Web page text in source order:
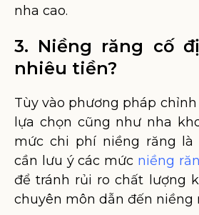
nha cao.
3. Niềng răng cố
nhiêu tiền?
Tùy vào phương pháp
lựa chọn cũng như nha
mức chi phí niềng răng là
cần lưu ý các mức niềng
để tránh rủi ro chất lượng
chuyên môn dẫn đến niềng